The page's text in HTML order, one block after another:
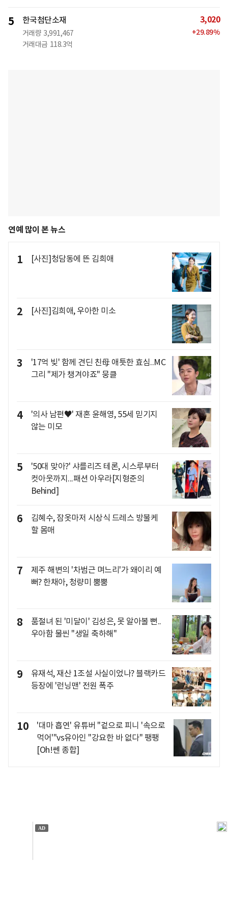
5 한국첨단소재
거래량 3,991,467
거래대금 118.3억
3,020
+29.89%
연예 많이 본 뉴스
1 [사진]청담동에 뜬 김희애
2 [사진]김희애, 우아한 미소
3
'17억 빚' 함께 견딘 친母 애틋한 효심..MC
그리 "제가 챙겨야죠" 뭉클
4
'의사 남편♥' 재혼 윤해영, 55세 믿기지
않는 미모
5
'50대 맞아?' 샤를리즈 테론, 시스루부터
컷아웃까지...패션 아우라[지형준의
Behind]
6
김혜수, 잠옷마저 시상식 드레스 방불케
할 몸매
7
제주 해변의 '차범근 며느리'가 왜이리 예
뻐? 한채아, 청량미 뿜뿜
8
품절녀 된 '미달이' 김성은, 못 알아볼 뻔..
우아함 물씬 "생일 축하해"
9
유재석, 재산 1조설 사실이었나? 블랙카드
등장에 '런닝맨' 전원 폭주
10
'대마 흡연' 유튜버 "겉으로 피니 '속으로
먹어'"vs유아인 "강요한 바 없다" 팽팽
[Oh!쎈 종합]